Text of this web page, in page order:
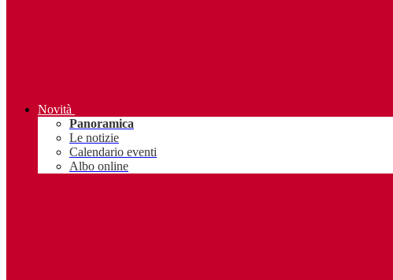
Novità
Panoramica
Le notizie
Calendario eventi
Albo online